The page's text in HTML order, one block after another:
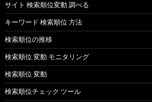
サイト 検索順位変動 調べる
キーワード 検索順位 方法
検索順位の推移
検索順位 変動 モニタリング
検索順位 変動
検索順位チェック ツール